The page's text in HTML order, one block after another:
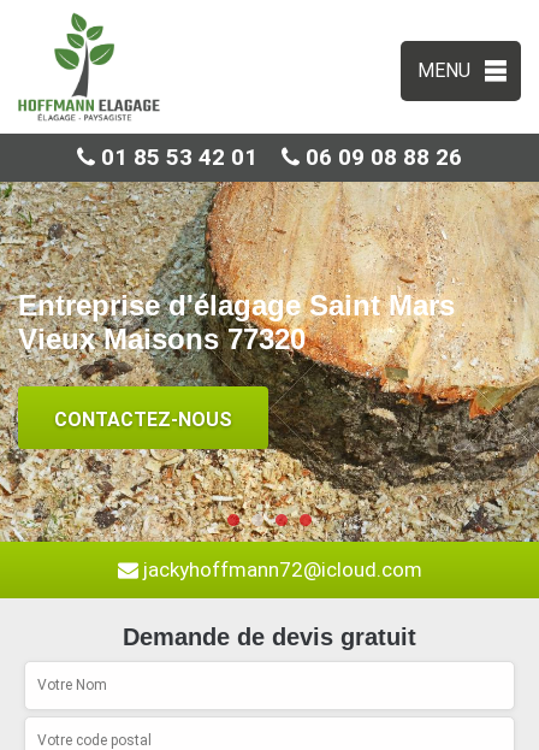
MENU
01 85 53 42 01 06 09 08 88 26
Entreprise d'élagage Saint Mars
Vieux Maisons 77320
CONTACTEZ-NOUS
jackyhoffmann72@icloud.com
Demande de devis gratuit